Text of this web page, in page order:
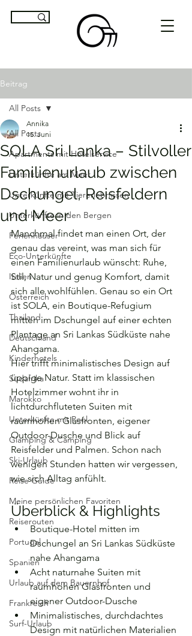
Beitrag
All Posts
Apartments mit Hotelservice
Unterkünfte am Meer
Unterkünfte mit Tiererlebnissen
Unterkünfte in den Bergen
Ferienhäuser
Eco-Unterkünfte
Italien
Österreich
Thailand
Deutschland
Kinderhotels
Südafrika
Marokko
Unterkünfte mit Pool
Glamping & Camping
Ski-Urlaub
Reise Guide
Meine persönlichen Favoriten
Reiserouten
Portugal
Spanien
Urlaub auf dem Bauernhof
Frankreich
Surf-Urlaub
All Posts
SOLA Sri Lanka – Stilvoller
Familienurlaub zwischen
Dschungel, Reisfeldern
und Meer
Annika
15. Juni
Manchmal findet man einen Ort, der
genau das vereint, was man sich für
einen Familienurlaub wünscht: Ruhe,
Stil, Natur und genug Komfort, damit
sich alle wohlfühlen. Genau so ein Ort
ist SOLA, ein Boutique-Refugium
mitten im Dschungel auf einer echten
Plantage an Sri Lankas Südküste nahe
Ahangama.
Hier trifft minimalistisches Design auf
üppige Natur. Statt im klassischen
Hotelzimmer wohnt ihr in
lichtdurchfluteten Suiten mit
raumhohen Glasfronten, eigener
Outdoor-Dusche und Blick auf
Reisfelder und Palmen. Schon nach
wenigen Stunden hatten wir vergessen,
wie sich Alltag anfühlt.
Überblick & Highlights
Boutique-Hotel mitten im
Dschungel an Sri Lankas Südküste
nahe Ahangama
Acht naturnahe Suiten mit
raumhohen Glasfronten und
eigener Outdoor-Dusche
Minimalistisches, durchdachtes
Design mit natürlichen Materialien